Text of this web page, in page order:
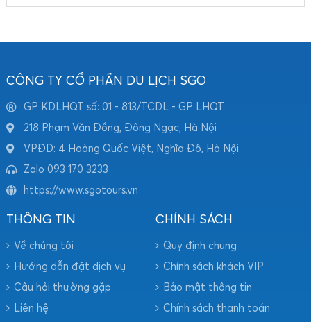
CÔNG TY CỔ PHẦN DU LỊCH SGO
GP KDLHQT số: 01 - 813/TCDL - GP LHQT
218 Phạm Văn Đồng, Đông Ngạc, Hà Nội
VPĐD: 4 Hoàng Quốc Việt, Nghĩa Đô, Hà Nội
Zalo 093 170 3233
https://www.sgotours.vn
THÔNG TIN
Về chúng tôi
Hướng dẫn đặt dịch vụ
Câu hỏi thường gặp
Liên hệ
CHÍNH SÁCH
Quy định chung
Chính sách khách VIP
Bảo mật thông tin
Chính sách thanh toán